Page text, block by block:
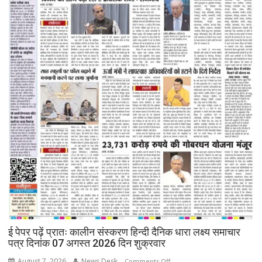
ई पेपर पढ़ें प्रातः कालीन संस्करण हिन्दी दैनिक धारा लक्ष्य समाचार
पत्र दिनांक 07 अगस्त 2026 दिन शुक्रवार